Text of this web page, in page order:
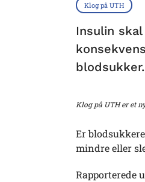
Klog på UTH
Insulin
blodsukker.
Klog på UTH er et
Er
mindre eller
Rapporterede